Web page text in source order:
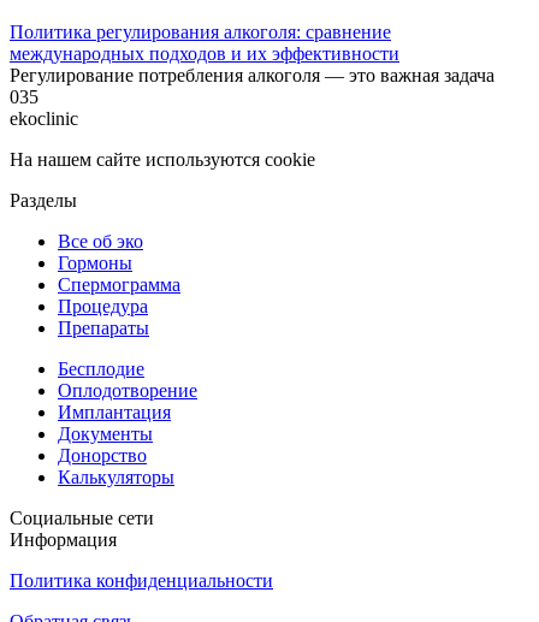
Политика регулирования алкоголя: сравнение
международных подходов и их эффективности
Регулирование потребления алкоголя — это важная задача
035
ekoclinic
На нашем сайте используются cookie
Разделы
Все об эко
Гормоны
Спермограмма
Процедура
Препараты
Бесплодие
Оплодотворение
Имплантация
Документы
Донорство
Калькуляторы
Социальные сети
Информация
Политика конфиденциальности